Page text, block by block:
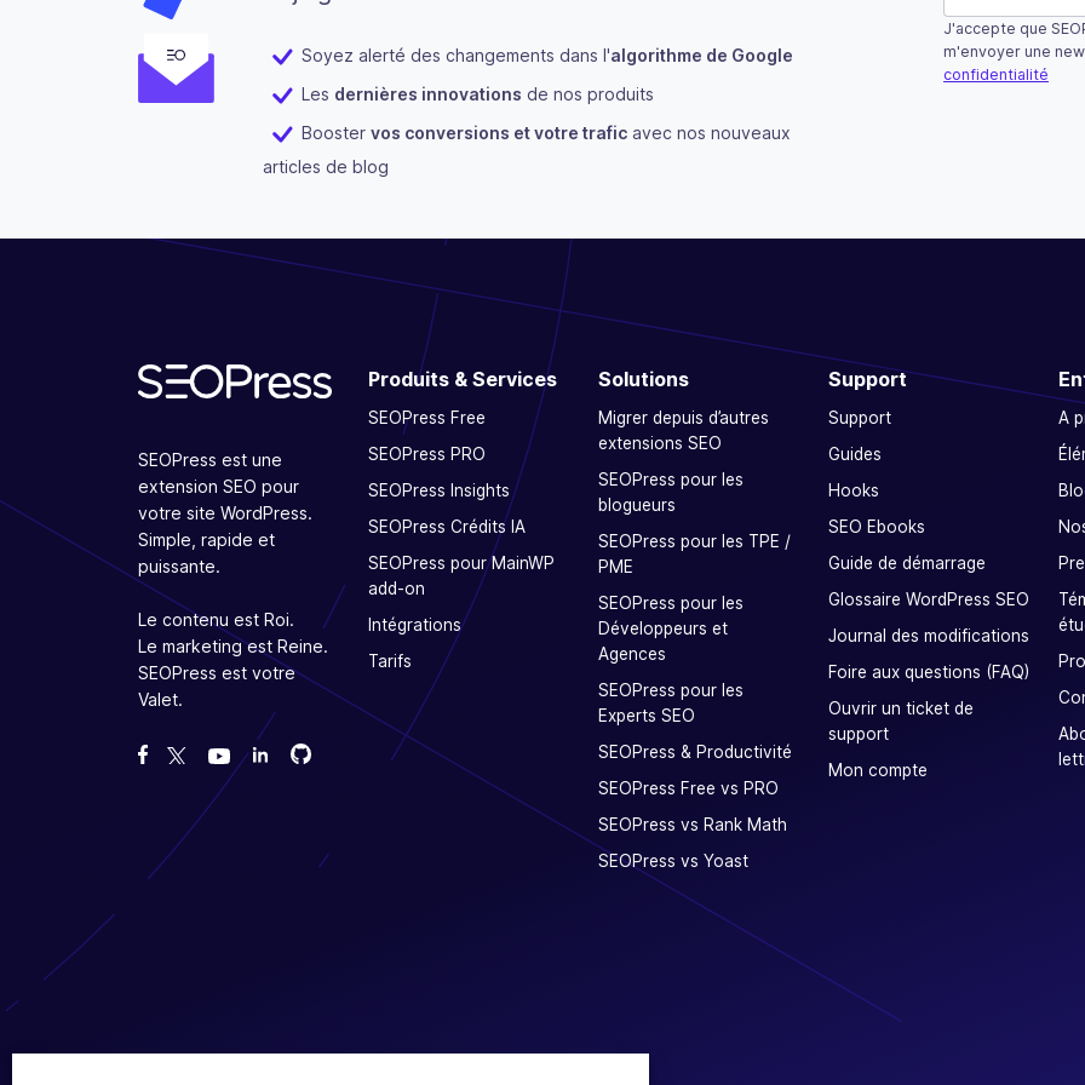
Soyez alerté des changements dans l'algorithme de Google
Les dernières innovations de nos produits
Booster vos conversions et votre trafic avec nos nouveaux
articles de blog
Ce champ
J'accepte que
m'envoyer une
confidentialité
SEOPress est une
extension SEO pour
votre site WordPress.
Simple, rapide et
puissante.
Le contenu est Roi.
Le marketing est Reine.
SEOPress est votre
Valet.
Likez notre page Facebook
Suivez-nous sur Twitter
Nous voir sur YouTube
Forcez-nous sur GitHub
Forcez-nous sur GitHub
Produits & Services
SEOPress Free
SEOPress PRO
SEOPress Insights
SEOPress Crédits IA
SEOPress pour MainWP
add-on
Intégrations
Tarifs
Solutions
Migrer depuis d’autres
extensions SEO
SEOPress pour les
blogueurs
SEOPress pour les TPE /
PME
SEOPress pour les
Développeurs et
Agences
SEOPress pour les
Experts SEO
SEOPress & Productivité
SEOPress Free vs PRO
SEOPress vs Rank Math
SEOPress vs Yoast
Support
Support
Guides
Hooks
SEO Ebooks
Guide de démarrage
Glossaire WordPress SEO
Journal des modifications
Foire aux questions (FAQ)
Ouvrir un ticket de
support
Mon compte
A